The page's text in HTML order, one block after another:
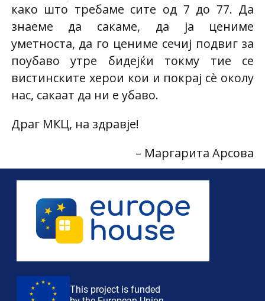
како што требаме сите од 7 до 77. Да
знаеме да сакаме, да ја цениме
уметноста, да го цениме сечиј подвиг за
поубаво утре бидејќи токму тие се
вистинските херои кои и покрај сè околу
нас, сакаат да ни е убаво.
Драг МКЦ, на здравје!
– Маргарита Арсова
This project is funded